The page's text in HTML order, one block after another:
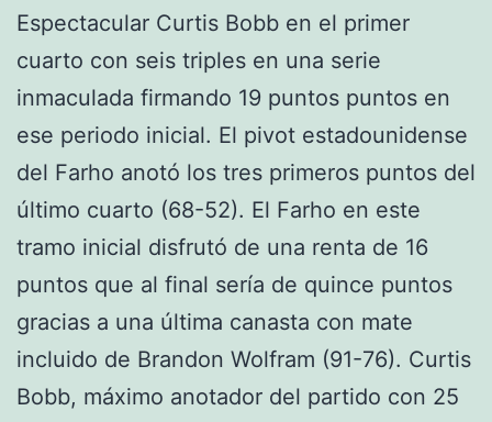
Espectacular Curtis Bobb en el primer
cuarto con seis triples en una serie
inmaculada firmando 19 puntos puntos en
ese periodo inicial. El pivot estadounidense
del Farho anotó los tres primeros puntos del
último cuarto (68-52). El Farho en este
tramo inicial disfrutó de una renta de 16
puntos que al final sería de quince puntos
gracias a una última canasta con mate
incluido de Brandon Wolfram (91-76). Curtis
Bobb, máximo anotador del partido con 25